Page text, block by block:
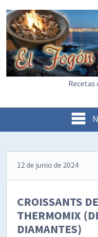
Recetas
12 de junio de 2024
CROISSANTS
THERMOMIX
DIAMANTES)